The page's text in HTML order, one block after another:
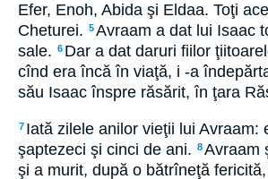
Efer, Enoh, Abida şi Eldaa. Toţi
Cheturei. 5Avraam a dat lui Isaac
sale. 6 Dar a dat daruri fiilor
cînd era încă în viaţă, i -a
său Isaac înspre răsărit, în ţara
7 Iată zilele anilor vieţii lui Avraam:
şaptezeci şi cinci de ani. 8Avraam
şi a murit, după o bătrîneţă